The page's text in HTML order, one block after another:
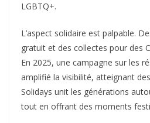
LGBTQ+.​
L’aspect solidaire est palpable.
gratuit et des collectes pour des
En 2025, une campagne sur les
amplifié la visibilité, atteignant
Solidays unit les générations
tout en offrant des moments